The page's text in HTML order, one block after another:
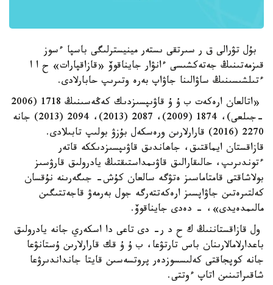
بۇل تۋرالى ق ر سىرتقى ىستەر مينيسترلىگى باسپا ءسوز
قىزمەتىنىڭ جەتەكشىسى ءانۋار جايناقوۆ «قازاقپارات» ح ا ا
ءتىلشىسىنىڭ ساۋالىنا جاۋاپ بەرە وتىرىپ حابارلادى.
«اتالعان ارەكەت ب ۇ ۇ قاۋىپسىزدىك كەڭەسىنىڭ 1718 (2006
-جىلعى)، 1874 (2009)، 2087 (2013)، 2094 (2013) جانە
2270 (2016) قارارلارىن ورەسكەل بۇزۋ بولىپ تابىلادى.
قازاقستان ايماقتىق، جاھاندىق قاۋىپسىزدىككە قاتەر
ءتوندىرىپ، حالىقارالىق قاۋىمداستىقتىڭ يادرولىق قارۋسىز
بولاشاقتى قامتاماسىز ەتۋگە سالعان كۇش- جىگەرىنە نۇقسان
كەلتىرەتىن جاۋاپسىز ارەكەتتەرگە جول بەرمەۋ قاجەتتىگىن
مالىمدەيدى»، - دەدى جايناقوۆ.
ول قازاقستاننىڭ ك ح د ر- دى تاعى دا اسكەري جانە يادرولىق
باعدارلامالارىنان باس تارتۋعا، ب ۇ ۇ قك قارارلارىن ۇستانۋعا
جانە كوپجاقتى كەلىسسوزدەر پروتسەسىن قايتا جانداندىرۋعا
شاقىراتىنىن اتاپ ءوتتى.